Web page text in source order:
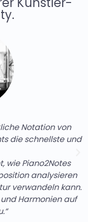
Notation von
die schnellste und
wie Piano2Notes
analysieren
verwandeln kann.
Harmonien auf